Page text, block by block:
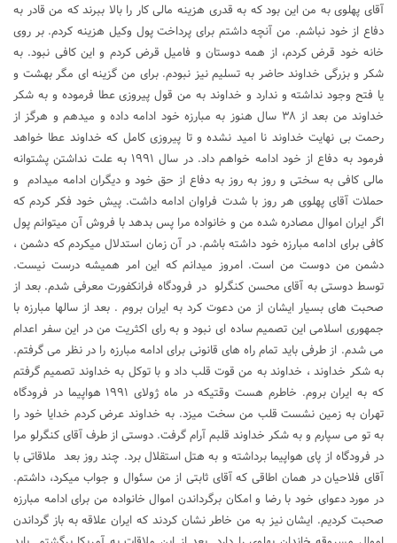
آقای پهلوی به من این بود که به قدری هزینه مالی کار را بالا ببرند که من قادر به
دفاع از خود نباشم. من آنچه داشتم برای پرداخت پول وکیل هزینه کردم. بر روی
خانه خود قرض کردم، از همه دوستان و فامیل قرض کردم و این کافی نبود. به
شکر و بزرگی خداوند حاضر به تسلیم نیز نبودم. برای من گزینه ای مگر بهشت و
یا فتح وجود نداشته و ندارد و خداوند به من قول پیروزی عطا فرموده و به شکر
خداوند من بعد از ۳۸ سال هنوز به مبارزه خود ادامه داده و میدهم و هرگز از
رحمت بی نهایت خداوند نا امید نشده و تا پیروزی کامل که خداوند عطا خواهد
فرمود به دفاع از خود ادامه خواهم داد. در سال ۱۹۹۱ به علت نداشتن پشتوانه
مالی کافی به سختی و روز به روز به دفاع از حق خود و دیگران ادامه میدادم و
حملات آقای پهلوی هر روز با شدت فراوان ادامه داشت. پیش خود فکر کردم که
اگر ایران اموال مصادره شده من و خانواده مرا پس بدهد با فروش آن میتوانم پول
کافی برای ادامه مبارزه خود داشته باشم. در آن زمان استدلال میکردم که دشمن ،
دشمن من دوست من است. امروز میدانم که این امر همیشه درست نیست.
توسط دوستی به آقای محسن کنگرلو در فرودگاه فرانکفورت معرفی شدم. بعد از
صحبت های بسیار ایشان از من دعوت کرد به ایران بروم . بعد از سالها مبارزه با
جمهوری اسلامی این تصمیم ساده ای نبود و به رای اکثریت من در این سفر اعدام
می شدم. از طرفی باید تمام راه های قانونی برای ادامه مبارزه را در نظر می گرفتم.
به شکر خداوند ، خداوند به من قوت قلب داد و با توکل به خداوند تصمیم گرفتم
که به ایران بروم. خاطرم هست وقتیکه در ماه ژولای ۱۹۹۱ هواپیما در فرودگاه
تهران به زمین نشست قلب من سخت میزد. به خداوند عرض کردم خدایا خود را
به تو می سپارم و به شکر خداوند قلبم آرام گرفت. دوستی از طرف آقای کنگرلو مرا
در فرودگاه از پای هواپیما برداشته و به هتل استقلال برد. چند روز بعد ملاقاتی با
آقای فلاحیان در همان اطاقی که آقای ثابتی از من سئوال و جواب میکرد، داشتم.
در مورد دعوای خود با رضا و امکان برگرداندن اموال خانواده من برای ادامه مبارزه
صحبت کردیم. ایشان نیز به من خاطر نشان کردند که ایران علاقه به باز گرداندن